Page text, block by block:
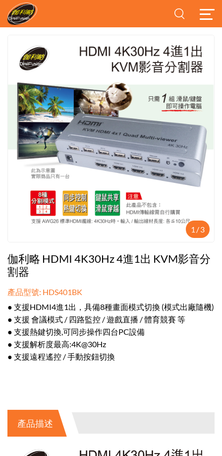
1 /3
伽利略 HDMI 4K30Hz 4進1出 KVM影音分
割器
產品型號: HDS401BK
● 支援HDMI4進1出，具備8種畫面模式切換 (模式出廠隨機)
● 支援 會議模式 / 四路監控 / 遊戲直播 / 體育競賽 等
● 支援熱鍵切換,可同步操作四台PC設備
● 支援解析度最高:4K@30Hz
● 支援遠程遙控 / 手動按鈕切換
產品描述